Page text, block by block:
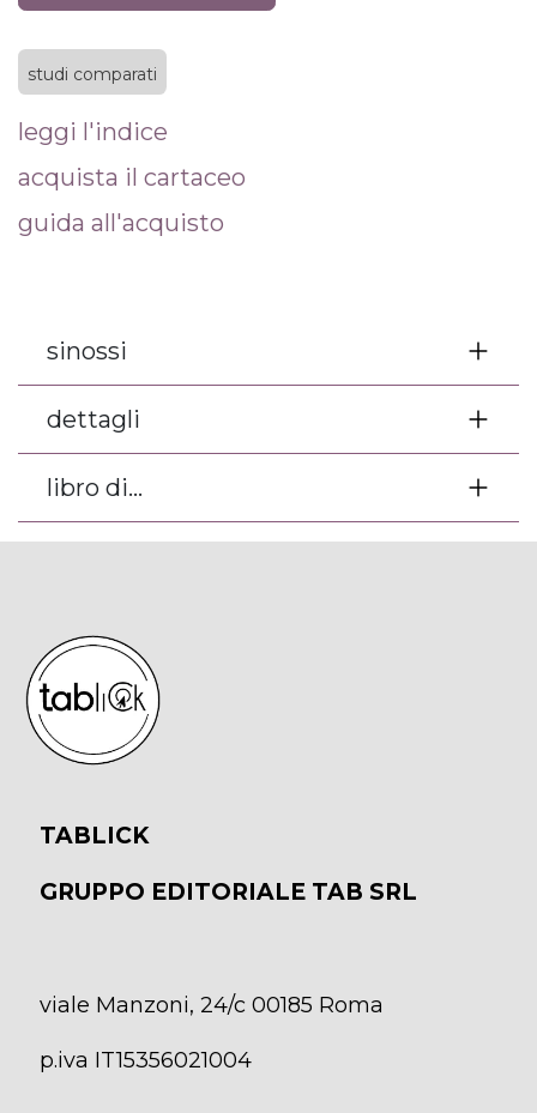
studi comparati
leggi l'indice
acquista il cartaceo
guida all'acquisto
sinossi
dettagli
libro di...
TABLICK
GRUPPO EDITORIALE TAB SRL
viale Manzoni, 24/c 00185 Roma
p.iva IT15356021004